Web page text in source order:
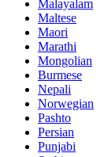
Malayalam
Maltese
Maori
Marathi
Mongolian
Burmese
Nepali
Norwegian
Pashto
Persian
Punjabi